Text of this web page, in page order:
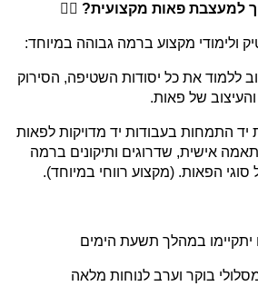
למעצבת פאות מקצועית? 💇‍♀️
ולימודי מקצוע ברמה גבוהה במיוחד:
והעיצוב של פאות.
סוגי הפאות. (מקצוע רווחי במיוחד).
יתקיימו במהלך תשעת הימים
בוקר וערב לנוחות מלאה